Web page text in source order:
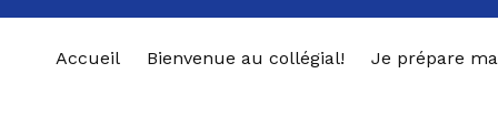
Accueil Bienvenue au collégial! Je prépare